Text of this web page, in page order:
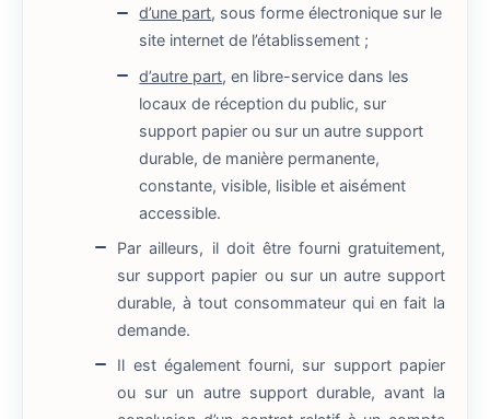
d’une part, sous forme électronique sur le
site internet de l’établissement ;
d’autre part, en libre-service dans les
locaux de réception du public, sur
support papier ou sur un autre support
durable, de manière permanente,
constante, visible, lisible et aisément
accessible.
Par ailleurs, il doit être fourni gratuitement,
sur support papier ou sur un autre support
durable, à tout consommateur qui en fait la
demande.
Il est également fourni, sur support papier
ou sur un autre support durable, avant la